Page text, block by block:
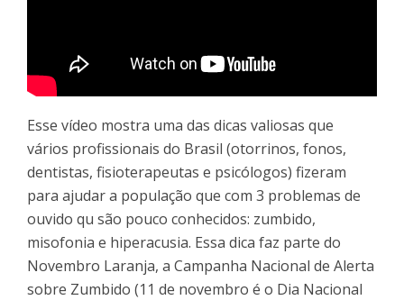
Esse vídeo mostra uma das dicas valiosas que
vários profissionais do Brasil (otorrinos, fonos,
dentistas, fisioterapeutas e psicólogos) fizeram
para ajudar a população que com 3 problemas de
ouvido qu são pouco conhecidos: zumbido,
misofonia e hiperacusia. Essa dica faz parte do
Novembro Laranja, a Campanha Nacional de Alerta
sobre Zumbido (11 de novembro é o Dia Nacional